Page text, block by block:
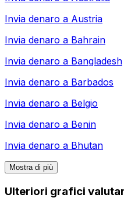
Invia denaro a Austria
Invia denaro a Bahrain
Invia denaro a Bangladesh
Invia denaro a Barbados
Invia denaro a Belgio
Invia denaro a Benin
Invia denaro a Bhutan
Mostra di più
Ulteriori grafici